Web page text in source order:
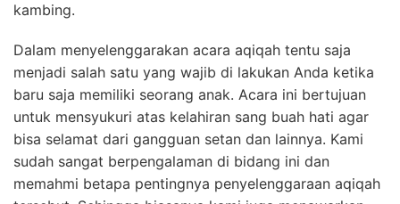
kambing.
Dalam menyelenggarakan acara aqiqah tentu saja
menjadi salah satu yang wajib di lakukan Anda ketika
baru saja memiliki seorang anak. Acara ini bertujuan
untuk mensyukuri atas kelahiran sang buah hati agar
bisa selamat dari gangguan setan dan lainnya. Kami
sudah sangat berpengalaman di bidang ini dan
memahmi betapa pentingnya penyelenggaraan aqiqah